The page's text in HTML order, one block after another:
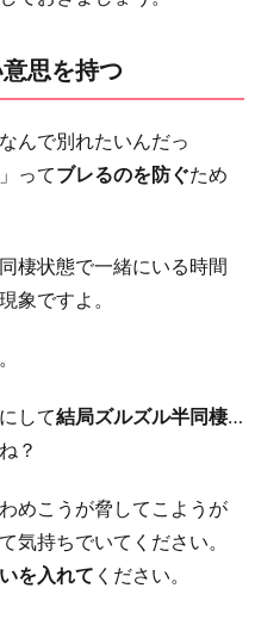
思を持つ
んで別れたいんだっ
ってブレるのを防ぐため
棲状態で一緒にいる時間
象ですよ。
して結局ズルズル半同棲…
？
めこうが脅してこようが
気持ちでいてください。
を入れて ください。